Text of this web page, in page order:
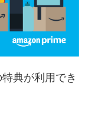
典が利用でき